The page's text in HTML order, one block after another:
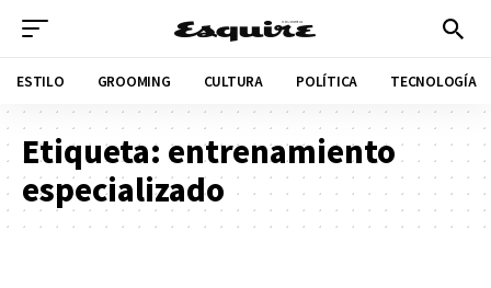
ESTILO GROOMING CULTURA POLÍTICA TECNOLOGÍA
Etiqueta: entrenamiento
especializado